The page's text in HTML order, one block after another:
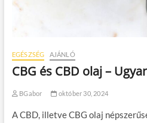
EGÉSZSÉG AJÁNLÓ
CBG és CBD olaj –
BGabor október 30, 2024
A CBD, illetve CBG olaj